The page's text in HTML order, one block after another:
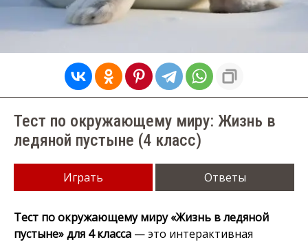
Тест по окружающему миру: Жизнь в
ледяной пустыне (4 класс)
Играть Ответы
Тест по окружающему миру «Жизнь в ледяной
пустыне» для 4 класса — это интерактивная